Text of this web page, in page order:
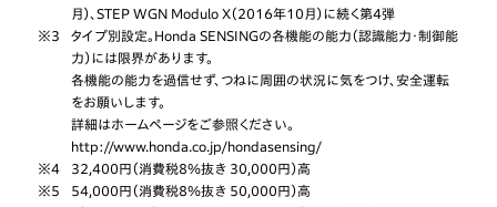
月）、STEP WGN Modulo X（2016年10月）に続く第4弾
※3
タイプ別設定。Honda SENSINGの各機能の能力（認識能力・制御能
力）には限界があります。
各機能の能力を過信せず、つねに周囲の状況に気をつけ、安全運転
をお願いします。
詳細はホームページをご参照ください。
http://www.honda.co.jp/hondasensing/
※4
32,400円（消費税8％抜き 30,000円）高
※5
54,000円（消費税8％抜き 50,000円）高